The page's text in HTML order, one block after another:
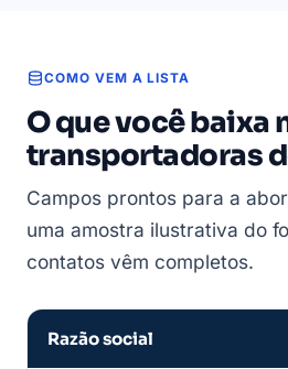
COMO VEM A LISTA
O que você baixa
transportadoras
Campos prontos para a
uma amostra ilustrativa do
contatos vêm completos.
Razão social